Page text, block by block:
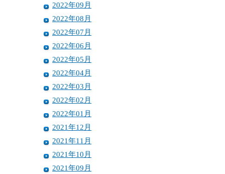
2022年09月
2022年08月
2022年07月
2022年06月
2022年05月
2022年04月
2022年03月
2022年02月
2022年01月
2021年12月
2021年11月
2021年10月
2021年09月